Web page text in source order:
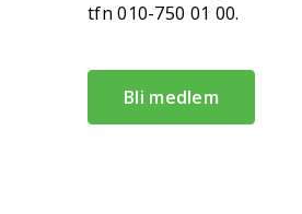
tfn 010-750 01 00.
Bli medlem